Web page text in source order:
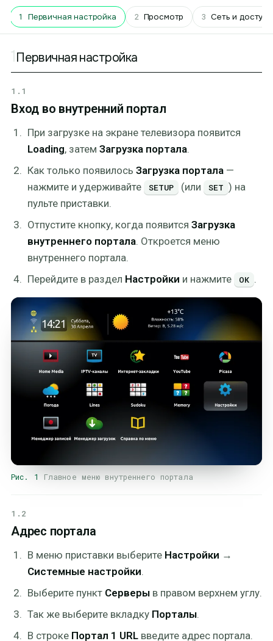
1 Первичная настройка 2 Просмотр 3 Сеть и доступ
1Первичная настройка
1.1
Вход во внутренний портал
При загрузке на экране телевизора появится
Loading, затем Загрузка портала.
Как только появилось Загрузка портала—
нажмите и удерживайте
SETUP (или SET ) на
пульте приставки.
Отпустите кнопку, когда появится Загрузка
внутреннего портала. Откроется меню
внутреннего портала.
Перейдите в раздел Настройки и нажмите ОК .
Рис. 1 Главное меню внутреннего портала
1.2
Адрес портала
В меню приставки выберите Настройки →
Системные настройки.
Выберите пункт Серверыв правом верхнем углу.
Так же выберите вкладку Порталы.
В строке Портал 1 URLвведите адрес портала.